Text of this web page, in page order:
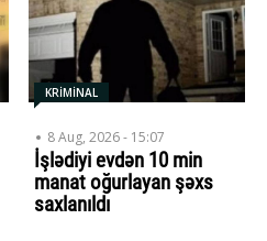
KRİMİNAL
8 Aug, 2026 - 15:07
İşlədiyi evdən 10 min
manat oğurlayan şəxs
saxlanıldı